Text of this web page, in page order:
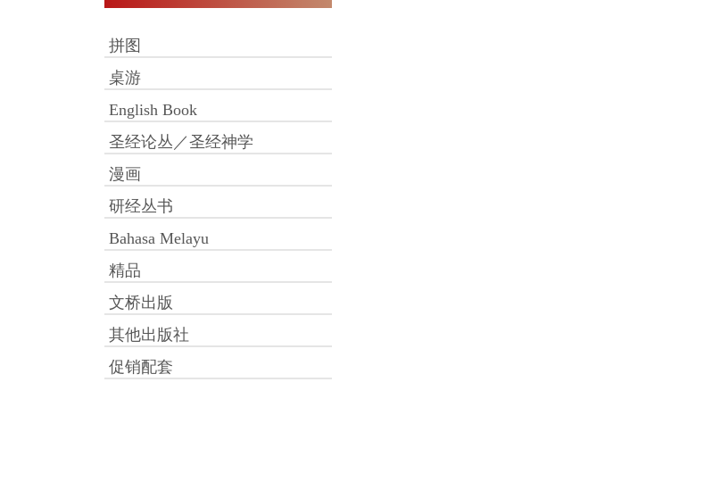
拼图
桌游
English Book
圣经论丛／圣经神学
漫画
研经丛书
Bahasa Melayu
精品
文桥出版
其他出版社
促销配套